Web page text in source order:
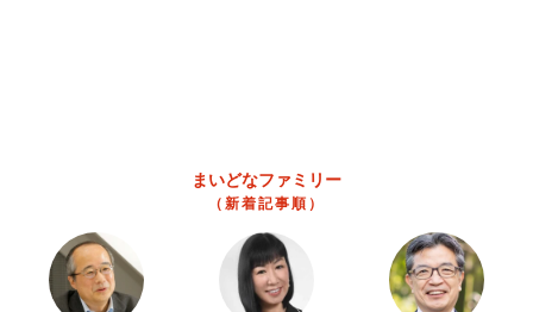
森岡 浩
姓氏研究家
ハイヒール・リンゴ
漫才師
大江 篤
園田学園女子大学学長
もっと見る